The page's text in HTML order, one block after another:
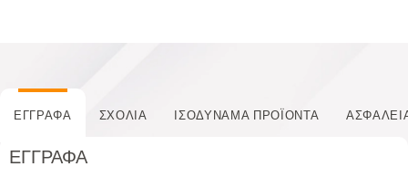
ΈΓΓΡΑΦΑ ΣΧΌΛΙΑ ΙΣΟΔΎΝΑΜΑ ΠΡΟΪΌΝΤΑ
ΈΓΓΡΑΦΑ